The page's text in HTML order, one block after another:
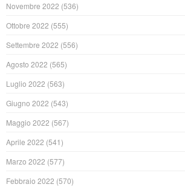
Novembre 2022 (536)
Ottobre 2022 (555)
Settembre 2022 (556)
Agosto 2022 (565)
Luglio 2022 (563)
Giugno 2022 (543)
Maggio 2022 (567)
Aprile 2022 (541)
Marzo 2022 (577)
Febbraio 2022 (570)